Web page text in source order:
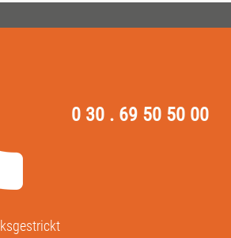
0 30 . 69 50 50 00